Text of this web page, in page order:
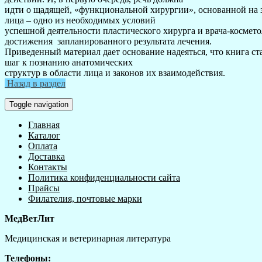
идти о щадящей, «функциональной хирургии», основанной на
лица – одно из необходимых условий
успешной деятельности пластического хирурга и врача-
достижения запланированного результата лечения.
Приведенный материал дает основание надеяться, что книга
шаг к познанию анатомических
структур в области лица и законов их взаимодействия.
Назад в раздел
Toggle navigation
Главная
Каталог
Оплата
Доставка
Контакты
Политика конфиденциальности сайта
Прайсы
Филателия, почтовые марки
МедВетЛит
Медицинская и ветеринарная литература
Телефоны: